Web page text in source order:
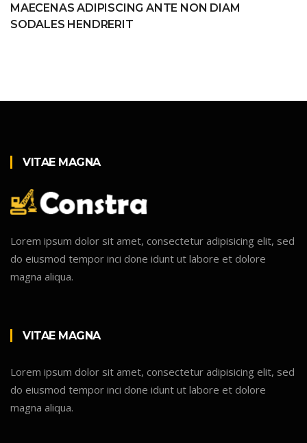
MAECENAS ADIPISCING ANTE NON DIAM
SODALES HENDRERIT
VITAE MAGNA
Lorem ipsum dolor sit amet, consectetur adipisicing elit, sed
do eiusmod tempor inci done idunt ut labore et dolore
magna aliqua.
VITAE MAGNA
Lorem ipsum dolor sit amet, consectetur adipisicing elit, sed
do eiusmod tempor inci done idunt ut labore et dolore
magna aliqua.